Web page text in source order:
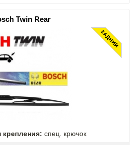
Twin Rear
крепления: спец. крючок